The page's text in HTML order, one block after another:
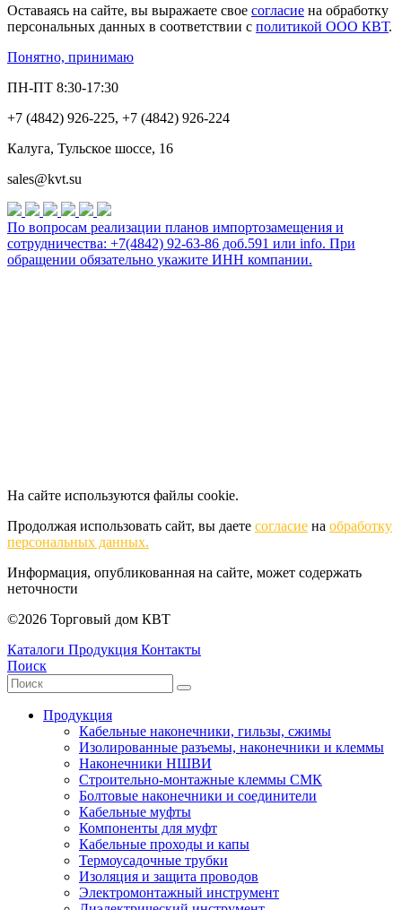
Оставаясь на сайте, вы выражаете свое согласие на обработку
персональных данных в соответствии с политикой ООО КВТ.
Понятно, принимаю
ПН-ПТ 8:30-17:30
+7 (4842) 926-225, +7 (4842) 926-224
Калуга, Тульское шоссе, 16
sales@kvt.su
По вопросам реализации планов импортозамещения и
сотрудничества: +7(4842) 92-63-86 доб.591 или info. При
обращении обязательно укажите ИНН компании.
На сайте используются файлы cookie.
Продолжая использовать сайт, вы даете согласие на обработку
персональных данных.
Информация, опубликованная на сайте, может содержать
неточности
©2026 Торговый дом КВТ
Каталоги Продукция Контакты
Поиск
Продукция
Кабельные наконечники, гильзы, сжимы
Изолированные разъемы, наконечники и клеммы
Наконечники НШВИ
Строительно-монтажные клеммы СМК
Болтовые наконечники и соединители
Кабельные муфты
Компоненты для муфт
Кабельные проходы и капы
Термоусадочные трубки
Изоляция и защита проводов
Электромонтажный инструмент